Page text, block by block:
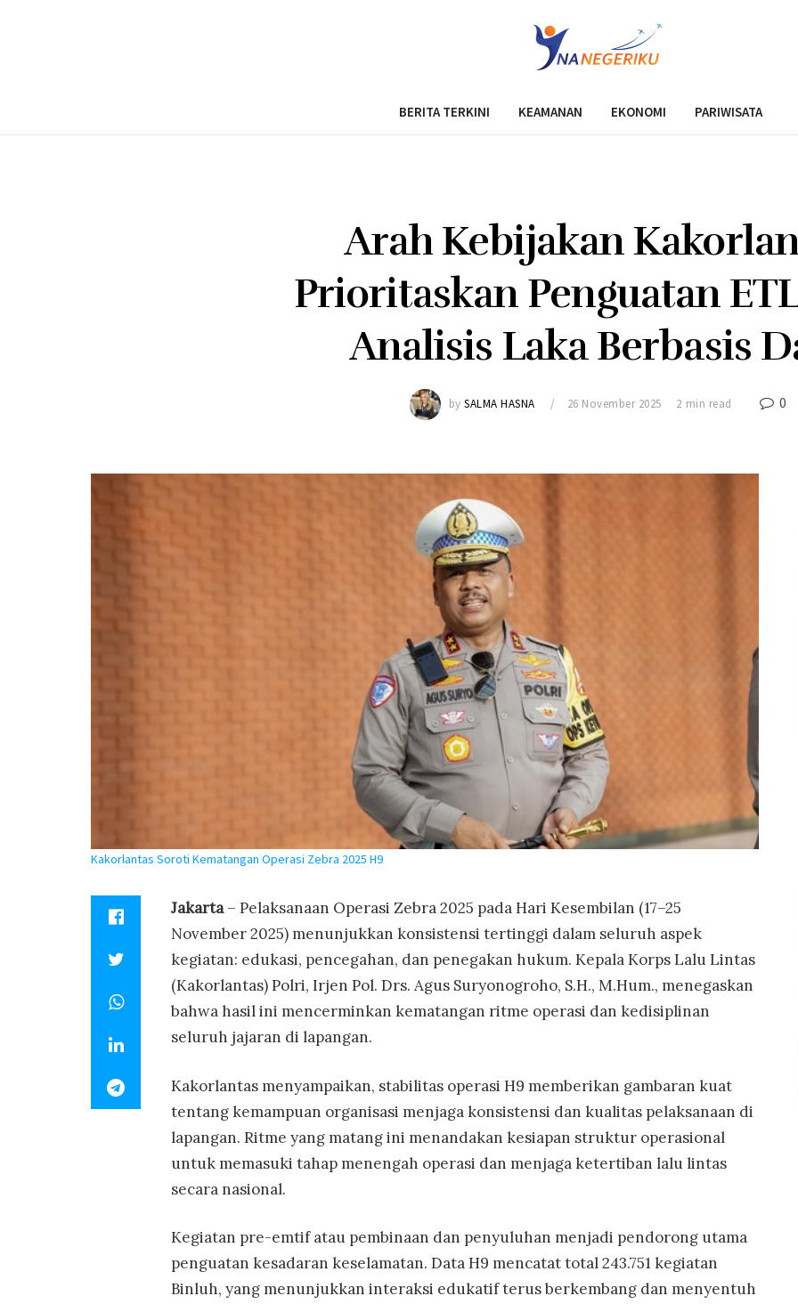
BERITA TERKINI KEAMANAN EKONOMI PARIWISATA
Arah Kebijakan
Prioritaskan Penguatan
Analisis Laka Berbasis
by SALMA HASNA 26 November 2025 2 min read 0
Kakorlantas Soroti Kematangan Operasi Zebra 2025 H9
Jakarta– Pelaksanaan Operasi Zebra 2025 pada Hari Kesembilan (17–25
November 2025) menunjukkan konsistensi tertinggi dalam seluruh aspek
kegiatan: edukasi, pencegahan, dan penegakan hukum. Kepala Korps Lalu Lintas
(Kakorlantas) Polri, Irjen Pol. Drs. Agus Suryonogroho, S.H., M.Hum., menegaskan
bahwa hasil ini mencerminkan kematangan ritme operasi dan kedisiplinan
seluruh jajaran di lapangan.
Kakorlantas menyampaikan, stabilitas operasi H9 memberikan gambaran kuat
tentang kemampuan organisasi menjaga konsistensi dan kualitas pelaksanaan di
lapangan. Ritme yang matang ini menandakan kesiapan struktur operasional
untuk memasuki tahap menengah operasi dan menjaga ketertiban lalu lintas
secara nasional.
Kegiatan pre-emtif atau pembinaan dan penyuluhan menjadi pendorong utama
penguatan kesadaran keselamatan. Data H9 mencatat total 243.751 kegiatan
Binluh, yang menunjukkan interaksi edukatif terus berkembang dan menyentuh